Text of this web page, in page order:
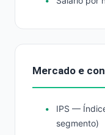
Mercado e
IPS —
segmento)